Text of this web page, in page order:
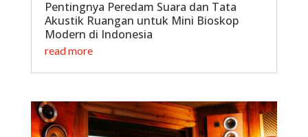
Pentingnya Peredam Suara dan Tata
Akustik Ruangan untuk Mini Bioskop
Modern di Indonesia
read more